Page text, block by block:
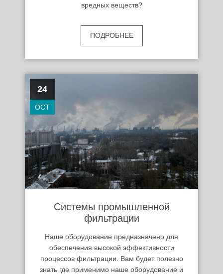
вредных веществ?
ПОДРОБНЕЕ
24
OCT
Системы промышленной
фильтрации
Наше оборудование предназначено для
обеспечения высокой эффективности
процессов фильтрации. Вам будет полезно
знать где применимо наше оборудование и